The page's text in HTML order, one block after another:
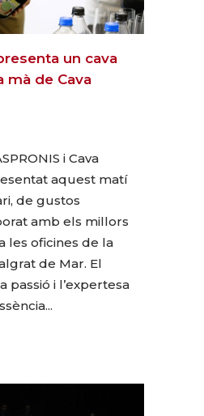
un cava
mà de Cava
i Cava
aquest matí
de gustos
amb els millors
les oficines de la
de Mar. El
passió i l’expertesa